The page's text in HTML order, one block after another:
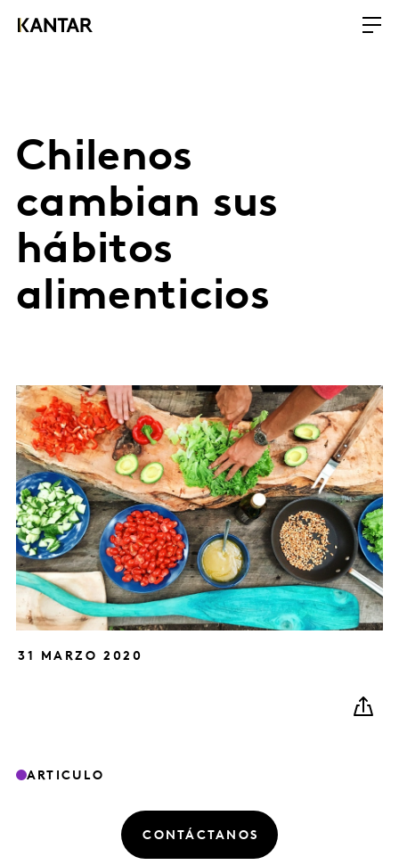
Chilenos
cambian sus
hábitos
alimenticios
31 MARZO 2020
ARTICULO
CONTÁCTANOS